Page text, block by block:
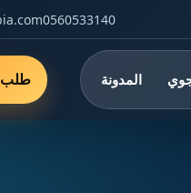
0560533140
المدونة